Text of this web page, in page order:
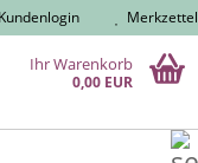
Kundenlogin Merkzettel
Ihr Warenkorb
0,00 EUR